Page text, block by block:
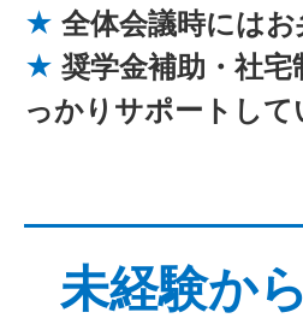
★ 全体会議時には
★ 奨学金補助・社
っかりサポートして
未経験か